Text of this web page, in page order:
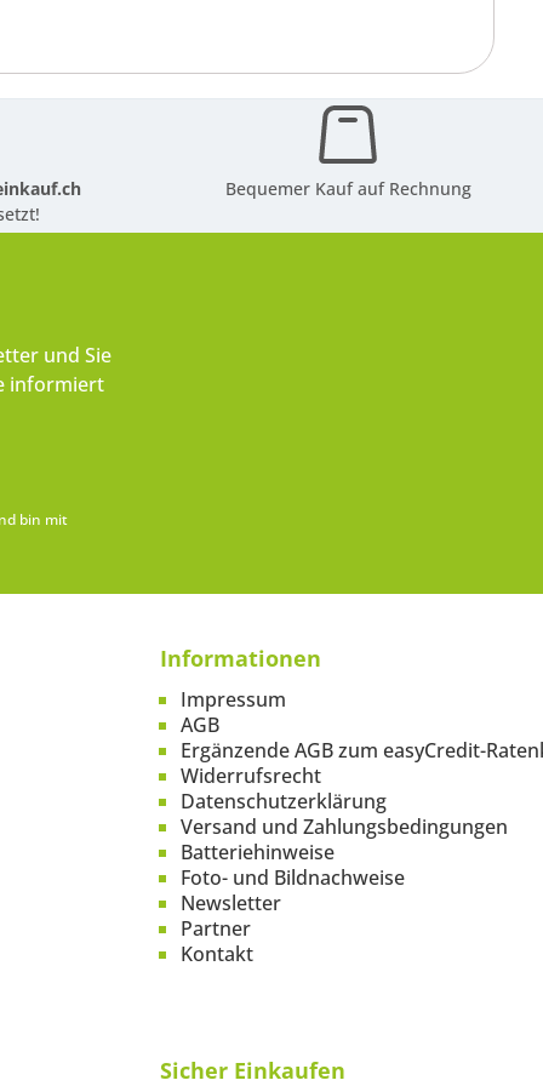
Bequemer Kauf auf Rechnung
und Sie
informiert
bin mit
Informationen
Impressum
AGB
Ergänzende AGB zum easyCredit-
Widerrufsrecht
Datenschutzerklärung
Versand und Zahlungsbedingungen
Batteriehinweise
Foto- und Bildnachweise
Newsletter
Partner
Kontakt
Sicher Einkaufen